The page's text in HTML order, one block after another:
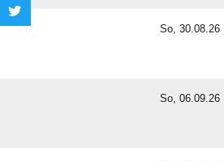
So, 30.08.26 |
So, 06.09.26 |